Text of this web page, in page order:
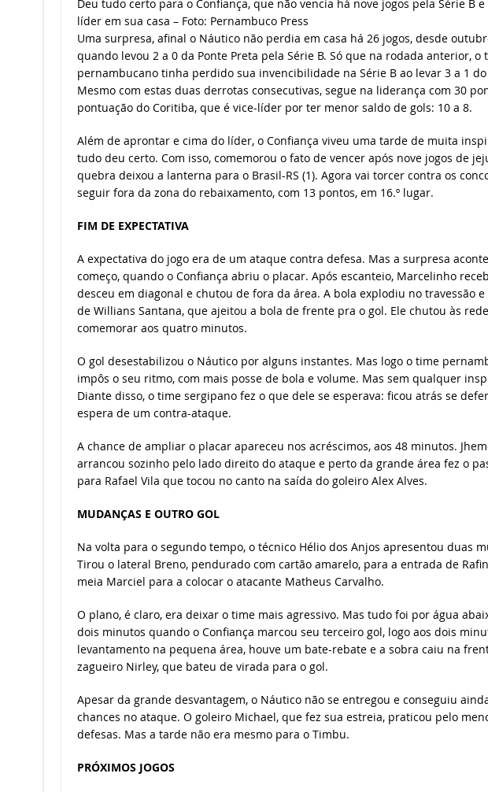
Deu tudo certo para o Confiança, que não vencia há nove jogos pela Série B e
líder em sua casa – Foto: Pernambuco Press
Uma surpresa, afinal o Náutico não perdia em casa há 26 jogos, desde
quando levou 2 a 0 da Ponte Preta pela Série B. Só que na rodada anterior, o
pernambucano tinha perdido sua invencibilidade na Série B ao levar 3 a 1
Mesmo com estas duas derrotas consecutivas, segue na liderança com 30
pontuação do Coritiba, que é vice-líder por ter menor saldo de gols: 10 a 8.
Além de aprontar e cima do líder, o Confiança viveu uma tarde de muita
tudo deu certo. Com isso, comemorou o fato de vencer após nove jogos de
quebra deixou a lanterna para o Brasil-RS (1). Agora vai torcer contra os
seguir fora da zona do rebaixamento, com 13 pontos, em 16.º lugar.
FIM DE EXPECTATIVA
A expectativa do jogo era de um ataque contra defesa. Mas a surpresa
começo, quando o Confiança abriu o placar. Após escanteio, Marcelinho
desceu em diagonal e chutou de fora da área. A bola explodiu no travessão e
de Willians Santana, que ajeitou a bola de frente pra o gol. Ele chutou às
comemorar aos quatro minutos.
O gol desestabilizou o Náutico por alguns instantes. Mas logo o time
impôs o seu ritmo, com mais posse de bola e volume. Mas sem qualquer
Diante disso, o time sergipano fez o que dele se esperava: ficou atrás se
espera de um contra-ataque.
A chance de ampliar o placar apareceu nos acréscimos, aos 48 minutos.
arrancou sozinho pelo lado direito do ataque e perto da grande área fez o
para Rafael Vila que tocou no canto na saída do goleiro Alex Alves.
MUDANÇAS E OUTRO GOL
Na volta para o segundo tempo, o técnico Hélio dos Anjos apresentou duas
Tirou o lateral Breno, pendurado com cartão amarelo, para a entrada de
meia Marciel para a colocar o atacante Matheus Carvalho.
O plano, é claro, era deixar o time mais agressivo. Mas tudo foi por água
dois minutos quando o Confiança marcou seu terceiro gol, logo aos dois
levantamento na pequena área, houve um bate-rebate e a sobra caiu na
zagueiro Nirley, que bateu de virada para o gol.
Apesar da grande desvantagem, o Náutico não se entregou e conseguiu
chances no ataque. O goleiro Michael, que fez sua estreia, praticou pelo
defesas. Mas a tarde não era mesmo para o Timbu.
PRÓXIMOS JOGOS